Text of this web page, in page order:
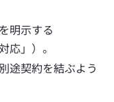
明示する
応」）。
途契約を結ぶよう